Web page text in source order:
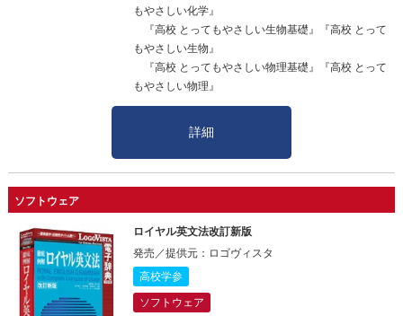
もやさしい化学』
『高校 とってもやさしい生物基礎』『高校 とって
もやさしい生物』
『高校 とってもやさしい物理基礎』『高校 とって
もやさしい物理』
詳細
ソフトウェア
ロイヤル英文法改訂新版
発売／提供元：ロゴヴィスタ
高校学参
ソフトウェア